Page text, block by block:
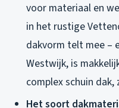
voor materiaal en
in het rustige
dakvorm telt mee –
Westwijk, is
complex schuin
Het soort